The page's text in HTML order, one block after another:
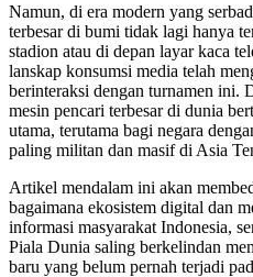
Namun, di era modern yang
terbesar di bumi tidak lagi hanya
stadion atau di depan layar kaca
lanskap konsumsi media telah
berinteraksi dengan turnamen ini.
mesin pencari terbesar di dunia
utama, terutama bagi negara
paling militan dan masif di Asia
Artikel mendalam ini akan
bagaimana ekosistem digital dan
informasi masyarakat Indonesia,
Piala Dunia saling berkelindan
baru yang belum pernah terjadi